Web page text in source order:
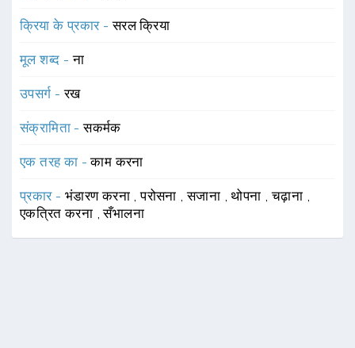
क्रिया के प्रकार -सरल क्रिया
मूल शब्द -ना
उपसर्ग -रख
संक्रामिता -सकर्मक
एक तरह का -काम करना
प्रकार - भंडारण करना ,परोसना ,सजाना ,थोपना ,चढ़ाना
एकत्रित करना ,सँभालना